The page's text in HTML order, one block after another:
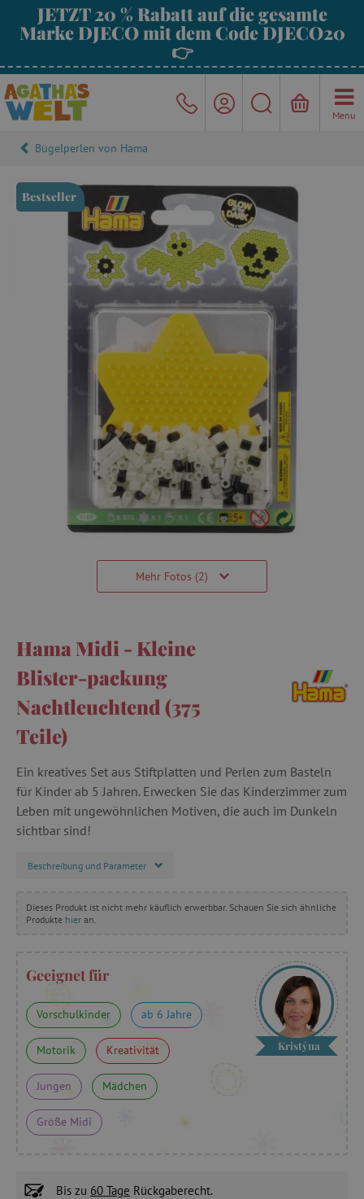
JETZT 20 % Rabatt auf die gesamte
Marke DJECO mit dem Code DJECO20
👉
Menu
Bügelperlen von Hama
Bestseller
Mehr Fotos (2)
Hama Midi - Kleine
Blister-packung
Nachtleuchtend (375
Teile)
Ein kreatives Set aus Stiftplatten und Perlen zum Basteln
für Kinder ab 5 Jahren. Erwecken Sie das Kinderzimmer zum
Leben mit ungewöhnlichen Motiven, die auch im Dunkeln
sichtbar sind!
Beschreibung und Parameter
Dieses Produkt ist nicht mehr käuflich erwerbbar. Schauen Sie sich ähnliche
Produkte hier an.
Geeignet für
Vorschulkinder ab 6 Jahre
Motorik Kreativität
Jungen Mädchen
Größe Midi
Kristýna
Bis zu 60 Tage Rückgaberecht.